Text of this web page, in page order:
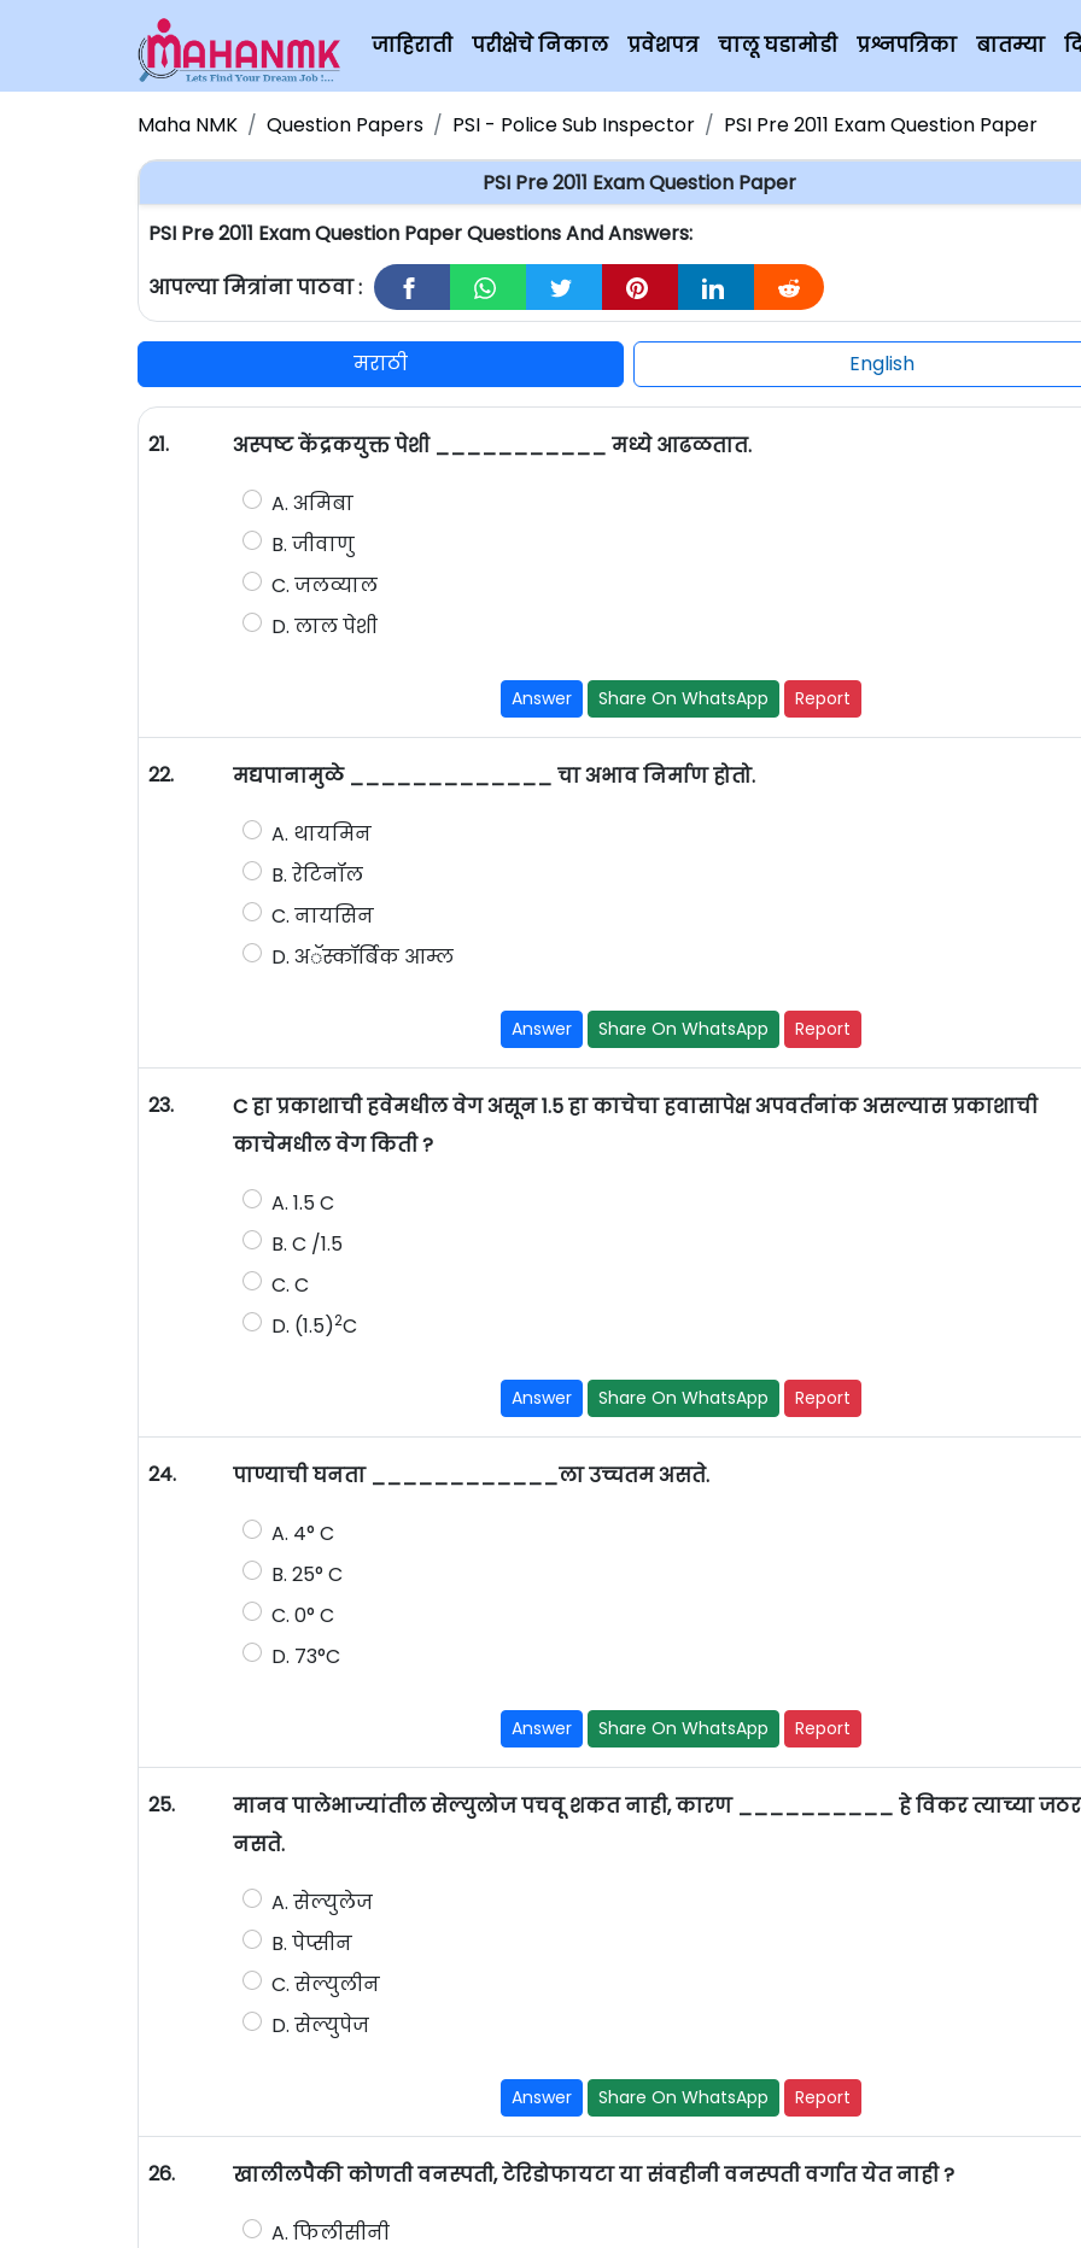
जाहिराती परीक्षेचे निकाल प्रवेशपत्र चालू घडामोडी प्रश्नपत्रिका बातम्या
Maha NMK Question Papers PSI - Police Sub Inspector PSI Pre 2011 Exam Question Paper
PSI Pre 2011 Exam Question Paper
PSI Pre 2011 Exam Question Paper Questions And Answers:
आपल्या मित्रांना पाठवा :
मराठी English
21. अस्पष्ट केंद्रकयुक्त पेशी ___________ मध्ये आढळतात.
A. अमिबा
B. जीवाणु
C. जलव्याल
D. लाल पेशी
Answer Share On WhatsApp Report
22. मद्यपानामुळे _____________ चा अभाव निर्माण होतो.
A. थायमिन
B. रेटिनॉल
C. नायसिन
D. अॅस्कॉर्बिक आम्ल
Answer Share On WhatsApp Report
23.
C हा प्रकाशाची हवेमधील वेग असून 1.5 हा काचेचा हवासापेक्ष अपवर्तनांक असल्यास प्रकाशाची
काचेमधील वेग किती ?
A. 1.5 C
B. C /1.5
C. C
D. (1.5)2C
Answer Share On WhatsApp Report
24. पाण्याची घनता ____________ला उच्चतम असते.
A. 4° C
B. 25° C
C. 0° C
D. 73°C
Answer Share On WhatsApp Report
25.
मानव पालेभाज्यांतील सेल्युलोज पचवू शकत नाही, कारण __________ हे विकर त्याच्या
नसते.
A. सेल्युलेज
B. पेप्सीन
C. सेल्युलीन
D. सेल्युपेज
Answer Share On WhatsApp Report
26. खालीलपैकी कोणती वनस्पती, टेरिडोफायटा या संवहीनी वनस्पती वर्गात येत नाही ?
A. फिलीसीनी